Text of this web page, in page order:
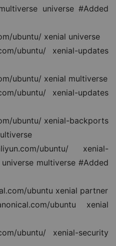
universe #Added
ubuntu/ xenial universe
ubuntu/ xenial-updates
ubuntu/ xenial multiverse
ubuntu/ xenial-updates
ubuntu/ xenial-backports
ubuntu/ xenial-
multiverse #Added
ubuntu xenial partner
ubuntu xenial
ubuntu/ xenial-security